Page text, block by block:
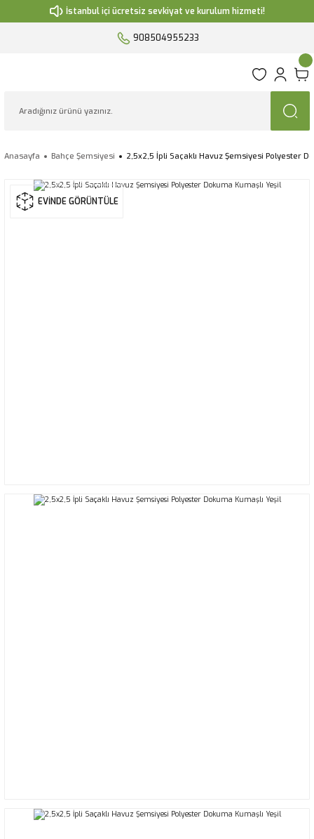
İstanbul içi ücretsiz sevkiyat ve kurulum hizmeti!
908504955233
Anasayfa Bahçe Şemsiyesi 2,5x2,5 İpli Saçaklı Havuz Şemsiyesi Polyester
EVİNDE GÖRÜNTÜLE